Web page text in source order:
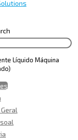
Líquido Máquina